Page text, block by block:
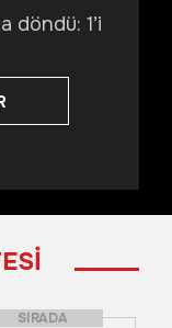
döndü: 1’i
SIRADA